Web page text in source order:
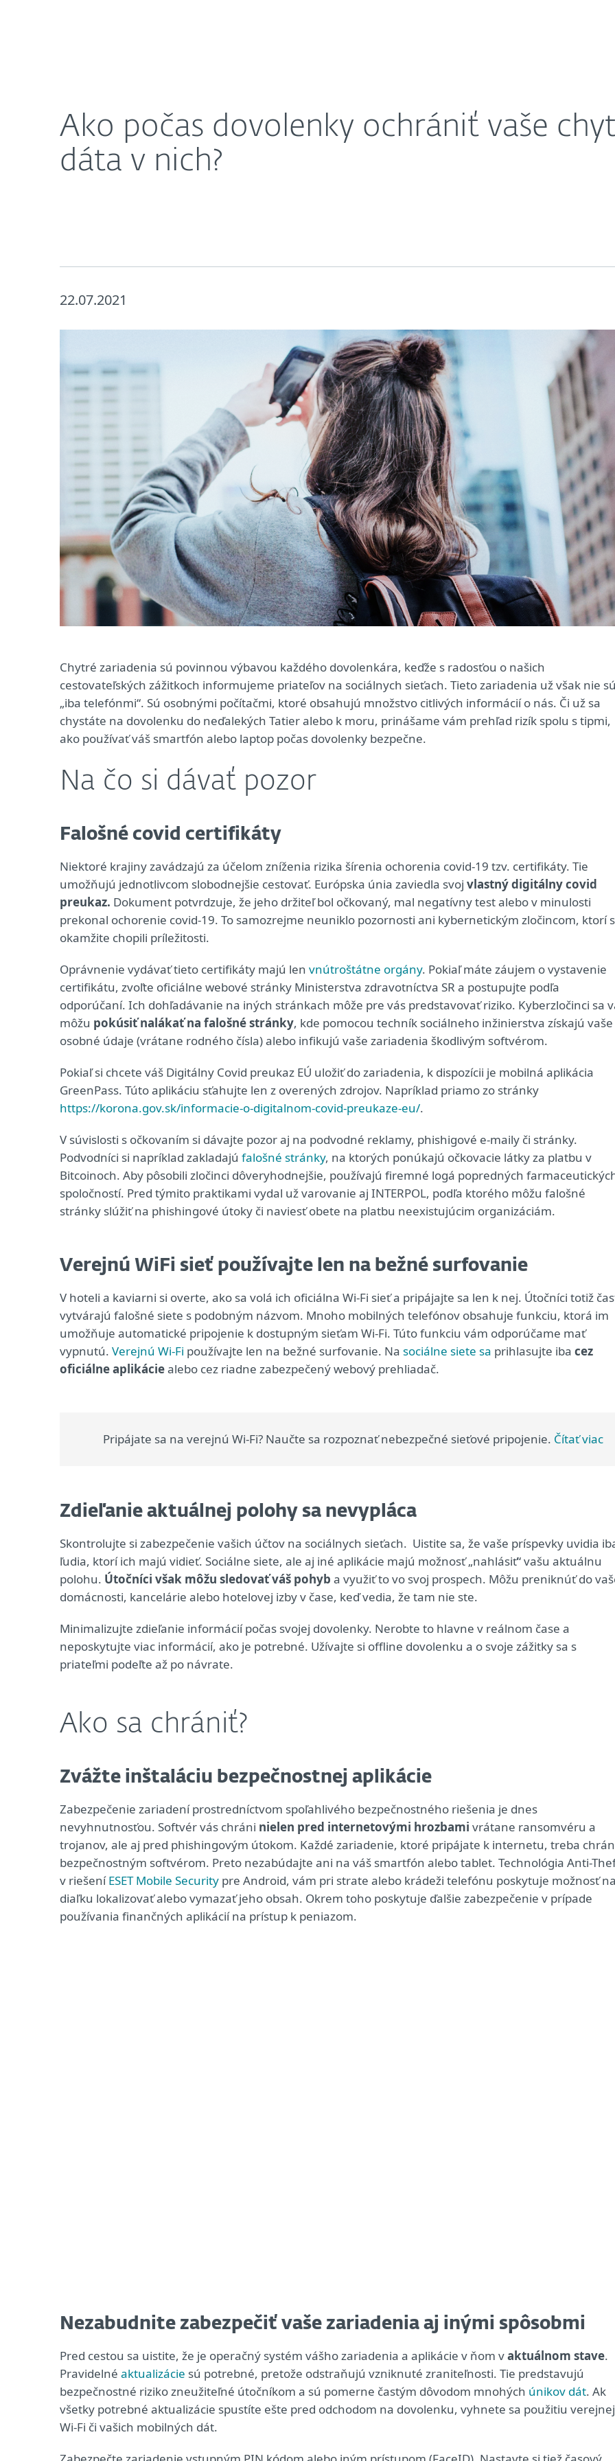
Ako počas dovolenky ochrániť vaše
dáta v nich?
22.07.2021
Chytré zariadenia sú povinnou výbavou každého dovolenkára, keďže s radosťou o našich
cestovateľských zážitkoch informujeme priateľov na sociálnych sieťach. Tieto zariadenia už však nie
„iba telefónmi“. Sú osobnými počítačmi, ktoré obsahujú množstvo citlivých informácií o nás. Či už sa
chystáte na dovolenku do neďalekých Tatier alebo k moru, prinášame vám prehľad rizík spolu s tipmi,
ako používať váš smartfón alebo laptop počas dovolenky bezpečne.
Na čo si dávať pozor
Falošné covid certifikáty
Niektoré krajiny zavádzajú za účelom zníženia rizika šírenia ochorenia covid-19 tzv. certifikáty. Tie
umožňujú jednotlivcom slobodnejšie cestovať. Európska únia zaviedla svoj vlastný digitálny covid
preukaz. Dokument potvrdzuje, že jeho držiteľ bol očkovaný, mal negatívny test alebo v minulosti
prekonal ochorenie covid-19. To samozrejme neuniklo pozornosti ani kybernetickým zločincom, ktorí
okamžite chopili príležitosti.
Oprávnenie vydávať tieto certifikáty majú len vnútroštátne orgány. Pokiaľ máte záujem o vystavenie
certifikátu, zvoľte oficiálne webové stránky Ministerstva zdravotníctva SR a postupujte podľa
odporúčaní. Ich dohľadávanie na iných stránkach môže pre vás predstavovať riziko. Kyberzločinci sa
môžu pokúsiť nalákať na falošné stránky, kde pomocou techník sociálneho inžinierstva získajú vaše
osobné údaje (vrátane rodného čísla) alebo infikujú vaše zariadenia škodlivým softvérom.
Pokiaľ si chcete váš Digitálny Covid preukaz EÚ uložiť do zariadenia, k dispozícii je mobilná aplikácia
GreenPass. Túto aplikáciu sťahujte len z overených zdrojov. Napríklad priamo zo stránky
https://korona.gov.sk/informacie-o-digitalnom-covid-preukaze-eu/.
V súvislosti s očkovaním si dávajte pozor aj na podvodné reklamy, phishigové e-maily či stránky.
Podvodníci si napríklad zakladajú falošné stránky, na ktorých ponúkajú očkovacie látky za platbu v
Bitcoinoch. Aby pôsobili zločinci dôveryhodnejšie, používajú firemné logá popredných
spoločností. Pred týmito praktikami vydal už varovanie aj INTERPOL, podľa ktorého môžu falošné
stránky slúžiť na phishingové útoky či naviesť obete na platbu neexistujúcim organizáciám.
Verejnú WiFi sieť používajte len na bežné surfovanie
V hoteli a kaviarni si overte, ako sa volá ich oficiálna Wi-Fi sieť a pripájajte sa len k nej. Útočníci totiž
vytvárajú falošné siete s podobným názvom. Mnoho mobilných telefónov obsahuje funkciu, ktorá im
umožňuje automatické pripojenie k dostupným sieťam Wi-Fi. Túto funkciu vám odporúčame mať
vypnutú. Verejnú Wi-Fi používajte len na bežné surfovanie. Na sociálne siete sa prihlasujte iba cez
oficiálne aplikáciealebo cez riadne zabezpečený webový prehliadač.
Pripájate sa na verejnú Wi-Fi? Naučte sa rozpoznať nebezpečné sieťové pripojenie. Čítať viac
Zdieľanie aktuálnej polohy sa nevypláca
Skontrolujte si zabezpečenie vašich účtov na sociálnych sieťach. Uistite sa, že vaše príspevky uvidia
ľudia, ktorí ich majú vidieť. Sociálne siete, ale aj iné aplikácie majú možnosť „nahlásiť“ vašu aktuálnu
polohu. Útočníci však môžu sledovať váš pohyb a využiť to vo svoj prospech. Môžu preniknúť do
domácnosti, kancelárie alebo hotelovej izby v čase, keď vedia, že tam nie ste.
Minimalizujte zdieľanie informácií počas svojej dovolenky. Nerobte to hlavne v reálnom čase a
neposkytujte viac informácií, ako je potrebné. Užívajte si offline dovolenku a o svoje zážitky sa s
priateľmi podeľte až po návrate.
Ako sa chrániť?
Zvážte inštaláciu bezpečnostnej aplikácie
Zabezpečenie zariadení prostredníctvom spoľahlivého bezpečnostného riešenia je dnes
nevyhnutnosťou. Softvér vás chráni nielen pred internetovými hrozbami vrátane ransomvéru a
trojanov, ale aj pred phishingovým útokom. Každé zariadenie, ktoré pripájate k internetu, treba
bezpečnostným softvérom. Preto nezabúdajte ani na váš smartfón alebo tablet. Technológia Anti-
v riešeníESET Mobile Security pre Android, vám pri strate alebo krádeži telefónu poskytuje možnosť
diaľku lokalizovať alebo vymazať jeho obsah. Okrem toho poskytuje ďalšie zabezpečenie v prípade
používania finančných aplikácií na prístup k peniazom.
Nezabudnite zabezpečiť vaše zariadenia aj inými spôsobmi
Pred cestou sa uistite, že je operačný systém vášho zariadenia a aplikácie v ňom vaktuálnom stave.
Pravidelné aktualizácie sú potrebné, pretože odstraňujú vzniknuté zraniteľnosti. Tie predstavujú
bezpečnostné riziko zneužiteľné útočníkom a sú pomerne častým dôvodom mnohých únikov dát. Ak
všetky potrebné aktualizácie spustíte ešte pred odchodom na dovolenku, vyhnete sa použitiu verejnej
Wi-Fi či vašich mobilných dát.